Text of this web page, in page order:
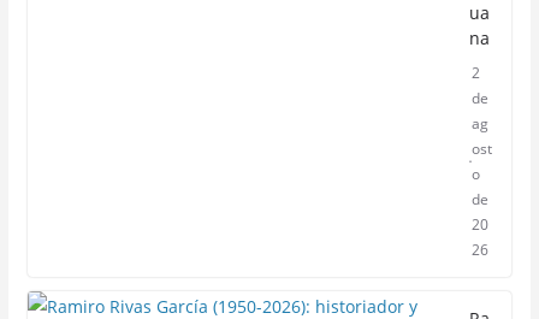
ua
na
2
de
ag
ost
o
de
20
26